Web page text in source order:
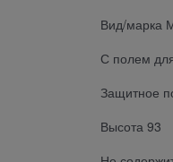
Вид/марка
С полем
Защитное
Высота 93